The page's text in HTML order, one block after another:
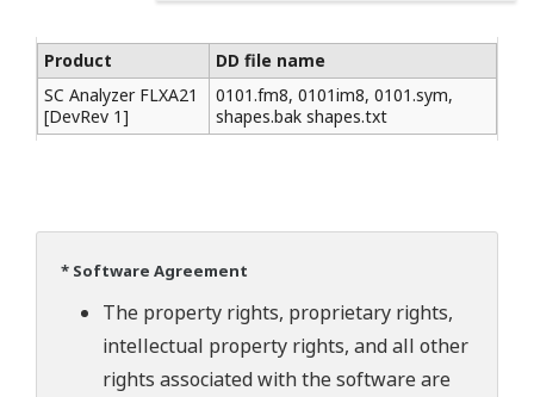
Product
DD file name
SC Analyzer FLXA21
[DevRev 1]
0101.fm8, 0101im8, 0101.sym,
shapes.bak shapes.txt
* Software Agreement
The property rights, proprietary rights,
intellectual property rights, and all other
rights associated with the software are